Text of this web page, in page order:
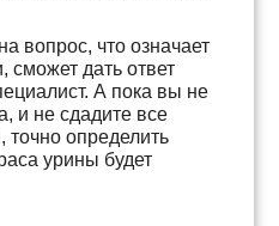
вопрос, что означает
сможет дать ответ
А пока вы не
и не сдадите все
определить
урины будет